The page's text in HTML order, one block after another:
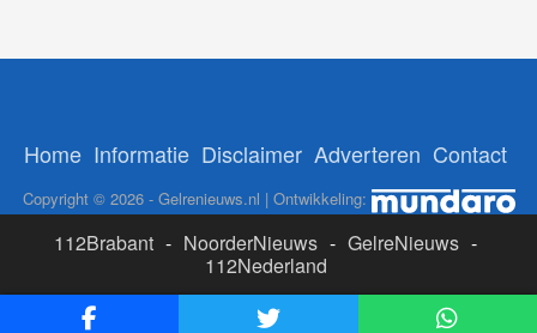
Home Informatie Disclaimer Adverteren Contact
Copyright © 2026 - Gelrenieuws.nl | Ontwikkeling:
112Brabant - NoorderNieuws - GelreNieuws -
112Nederland
ADS: